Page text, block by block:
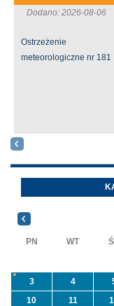
Dodano: 2026-08-06
Ostrzeżenie
meteorologiczne nr 181
PN WT
3
4
10
11